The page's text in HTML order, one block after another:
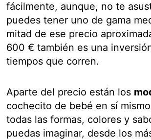
fácilmente, aunque, no te
puedes tener uno de gama
mitad de ese precio
600 € también es una
tiempos que corren.
Aparte del precio están los
cochecito de bebé en sí
todas las formas, colores y
puedas imaginar, desde los